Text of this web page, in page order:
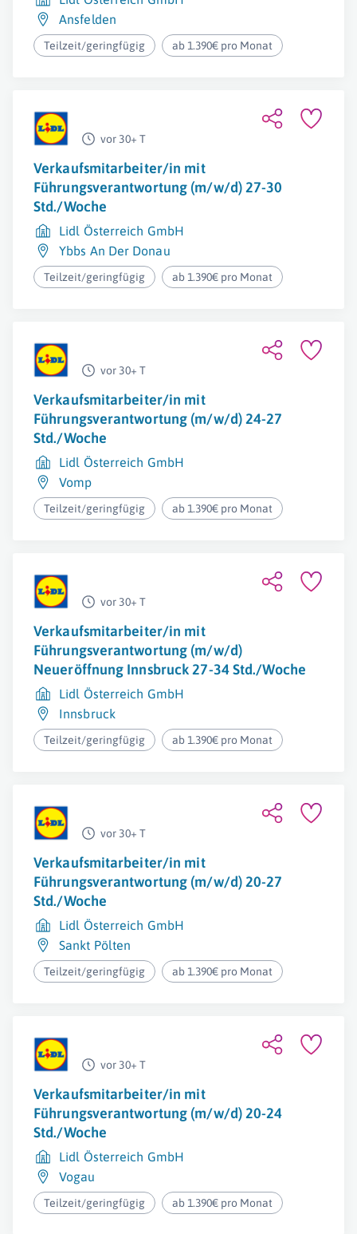
Ansfelden
Teilzeit/geringfügig ab 1.390€ pro Monat
vor 30+ T
Verkaufsmitarbeiter/in mit
Führungsverantwortung (m/w/d) 27-30
Std./Woche
Lidl Österreich GmbH
Ybbs An Der Donau
Teilzeit/geringfügig ab 1.390€ pro Monat
vor 30+ T
Verkaufsmitarbeiter/in mit
Führungsverantwortung (m/w/d) 24-27
Std./Woche
Lidl Österreich GmbH
Vomp
Teilzeit/geringfügig ab 1.390€ pro Monat
vor 30+ T
Verkaufsmitarbeiter/in mit
Führungsverantwortung (m/w/d)
Neueröffnung Innsbruck 27-34 Std./Woche
Lidl Österreich GmbH
Innsbruck
Teilzeit/geringfügig ab 1.390€ pro Monat
vor 30+ T
Verkaufsmitarbeiter/in mit
Führungsverantwortung (m/w/d) 20-27
Std./Woche
Lidl Österreich GmbH
Sankt Pölten
Teilzeit/geringfügig ab 1.390€ pro Monat
vor 30+ T
Verkaufsmitarbeiter/in mit
Führungsverantwortung (m/w/d) 20-24
Std./Woche
Lidl Österreich GmbH
Vogau
Teilzeit/geringfügig ab 1.390€ pro Monat